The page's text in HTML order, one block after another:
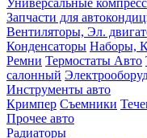
Универсальные
Запчасти для
Вентиляторы, Эл.
Конденсаторы Наборы,
Ремни Термостаты Авто
салонный
Инструменты авто
Кримпер Съемники
Прочее авто
Радиаторы